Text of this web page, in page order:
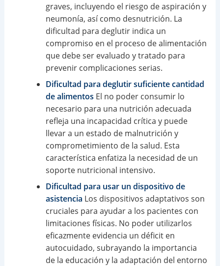
graves, incluyendo el riesgo de aspiración y
neumonía, así como desnutrición. La
dificultad para deglutir indica un
compromiso en el proceso de alimentación
que debe ser evaluado y tratado para
prevenir complicaciones serias.
Dificultad para deglutir suficiente cantidad
de alimentos El no poder consumir lo
necesario para una nutrición adecuada
refleja una incapacidad crítica y puede
llevar a un estado de malnutrición y
comprometimiento de la salud. Esta
característica enfatiza la necesidad de un
soporte nutricional intensivo.
Dificultad para usar un dispositivo de
asistencia Los dispositivos adaptativos son
cruciales para ayudar a los pacientes con
limitaciones físicas. No poder utilizarlos
eficazmente evidencia un déficit en
autocuidado, subrayando la importancia
de la educación y la adaptación del entorno